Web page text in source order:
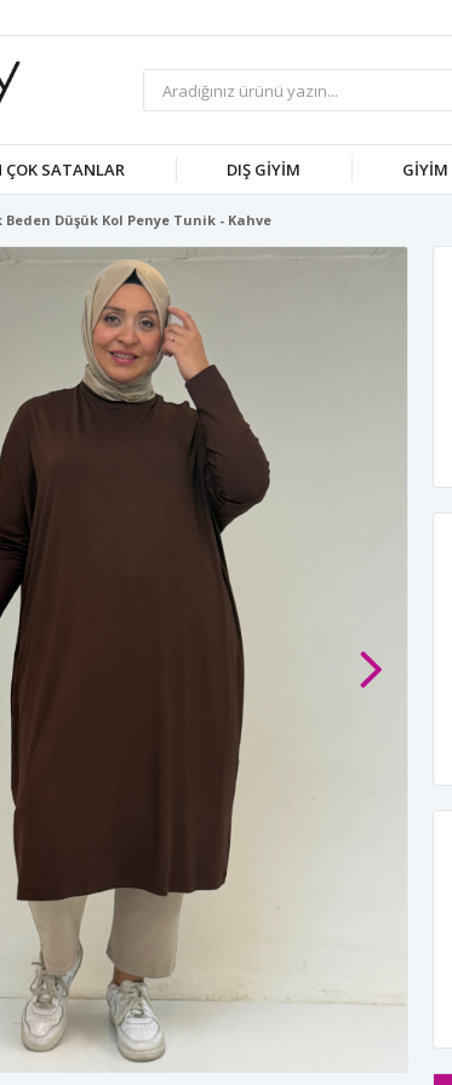
ÇOK SATANLAR DIŞ GİYİM GİYİM
Beden Düşük Kol Penye Tunik - Kahve